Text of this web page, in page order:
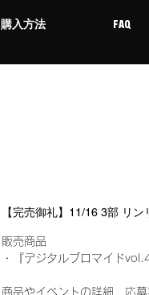
購入方法 FAQ
【完売御礼】11/16 3部 リ
販売商品
・『デジタルブロマイド
商品やイベントの詳細、応